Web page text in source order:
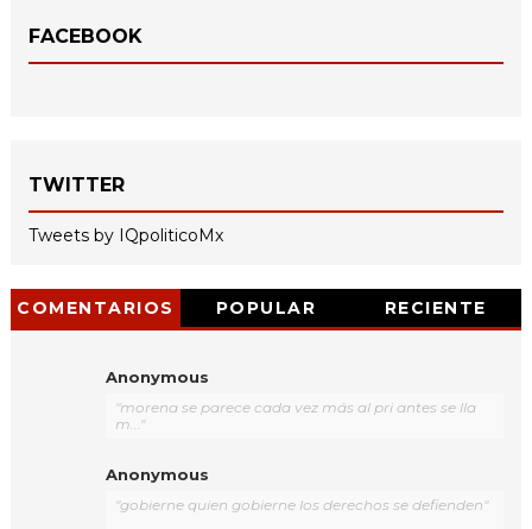
FACEBOOK
TWITTER
Tweets by IQpoliticoMx
COMENTARIOS POPULAR RECIENTE
Anonymous
"morena se parece cada vez más al pri antes se lla
m..."
Anonymous
"gobierne quien gobierne los derechos se defienden"